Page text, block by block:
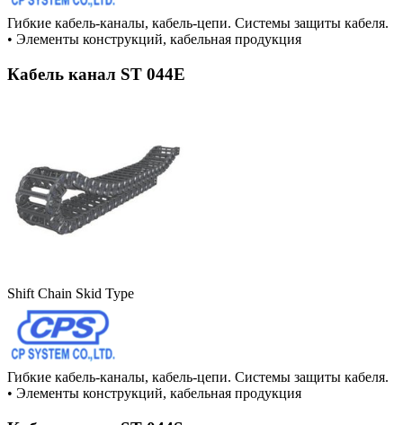
Гибкие кабель-каналы, кабель-цепи. Системы защиты кабеля.
• Элементы конструкций, кабельная продукция
Кабель канал ST 044E
Shift Chain Skid Type
Гибкие кабель-каналы, кабель-цепи. Системы защиты кабеля.
• Элементы конструкций, кабельная продукция